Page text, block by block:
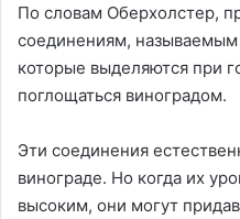
По словам Оберхолстер,
соединениям,
которые выделяются при
поглощаться виноградом.
Эти соединения
винограде. Но когда их
высоким, они могут